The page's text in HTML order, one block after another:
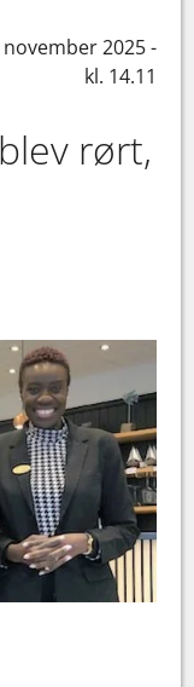
november 2025 -
kl. 14.11
rørt,